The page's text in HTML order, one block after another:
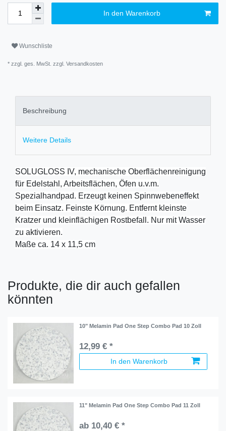
In den Warenkorb
Wunschliste
* zzgl. ges. MwSt. zzgl. Versandkosten
Beschreibung
Weitere Details
SOLUGLOSS IV, mechanische Oberflächenreinigung
für Edelstahl, Arbeitsflächen, Öfen u.v.m.
Spezialhandpad. Erzeugt keinen Spinnwebeneffekt
beim Einsatz. Feinste Körnung. Entfernt kleinste
Kratzer und kleinflächigen Rostbefall. Nur mit Wasser
zu aktivieren.
Maße ca. 14 x 11,5 cm
Produkte, die dir auch gefallen
könnten
10" Melamin Pad One Step Combo Pad 10 Zoll
12,99 € *
In den Warenkorb
11" Melamin Pad One Step Combo Pad 11 Zoll
ab 10,40 € *